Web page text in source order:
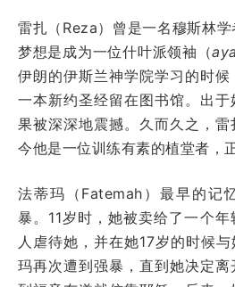
雷扎（Reza）曾是一名穆斯林学
梦想是成为一位什叶派领袖（
伊朗的伊斯兰神学院学习的时
一本新约圣经留在图书馆。出
果被深深地震撼。久而久之，
今他是一位训练有素的植堂者，
法蒂玛（ Fatemah）最早的记
暴。 11岁时，她被卖给了一个
人虐待她，并在她17岁的时候
玛再次遭到强暴，直到她决定